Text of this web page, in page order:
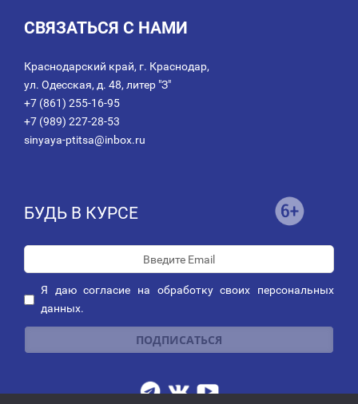
СВЯЗАТЬСЯ С НАМИ
Краснодарский край, г. Краснодар,
ул. Одесская, д. 48, литер "З"
+7 (861) 255-16-95
+7 (989) 227-28-53
sinyaya-ptitsa@inbox.ru
БУДЬ В КУРСЕ
Я даюсогласие на обработку своих персональных
данных.